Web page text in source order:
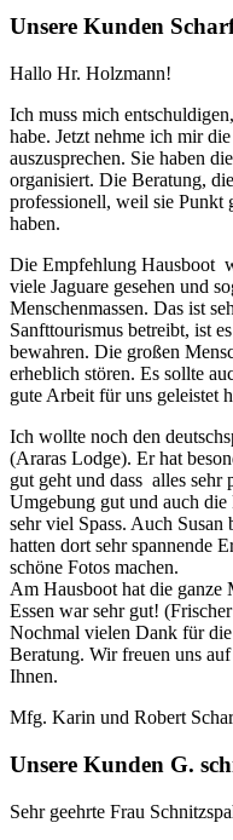
Unsere Kunden
Hallo Hr. Holzmann!
Ich muss mich
habe. Jetzt nehme ich mir
auszusprechen. Sie haben
organisiert. Die Beratung,
professionell, weil sie Punkt
haben.
Die Empfehlung Hausboot
viele Jaguare gesehen und
Menschenmassen. Das ist
Sanfttourismus betreibt, ist
bewahren. Die großen
erheblich stören. Es sollte
gute Arbeit für uns geleistet
Ich wollte noch den
(Araras Lodge). Er hat
gut geht und dass alles
Umgebung gut und auch
sehr viel Spass. Auch
hatten dort sehr spannende
schöne Fotos machen.
Am Hausboot hat die ganze
Essen war sehr gut!
Nochmal vielen Dank für
Beratung. Wir freuen uns
Ihnen.
Mfg. Karin und Robert
Unsere Kunden G.
Sehr geehrte Frau